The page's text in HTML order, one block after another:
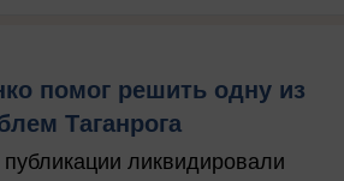
помог решить одну из
Таганрога
ликвидировали